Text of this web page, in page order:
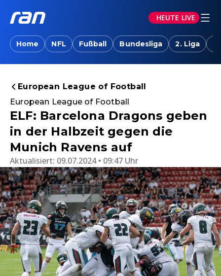
HEUTE LIVE
Home NFL Fußball Bundesliga 2. Liga
European League of Football
European League of Football
ELF: Barcelona Dragons geben
in der Halbzeit gegen die
Munich Ravens auf
Aktualisiert: 09.07.2024 • 09:47 Uhr